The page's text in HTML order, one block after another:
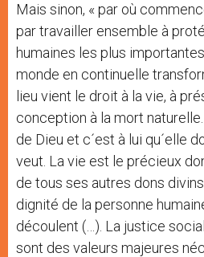
Mais sinon, « par où
par travailler ensemble à
humaines les plus
monde en continuelle
lieu vient le droit à la vie, à
conception à la mort
de Dieu et c´est à lui qu´elle
veut. La vie est le précieux
de tous ses autres dons
dignité de la personne
découlent (…). La justice
sont des valeurs majeures